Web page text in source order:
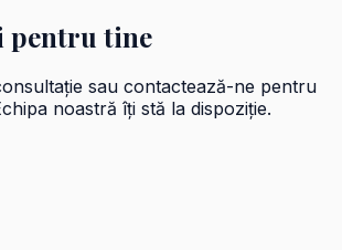
pentru tine
sau contactează-ne pentru
noastră îți stă la dispoziție.